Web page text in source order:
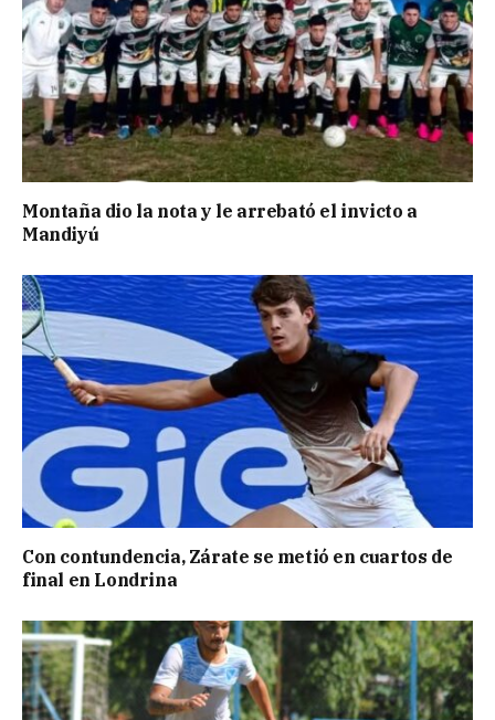
Montaña dio la nota y le arrebató el invicto a
Mandiyú
Con contundencia, Zárate se metió en cuartos de
final en Londrina